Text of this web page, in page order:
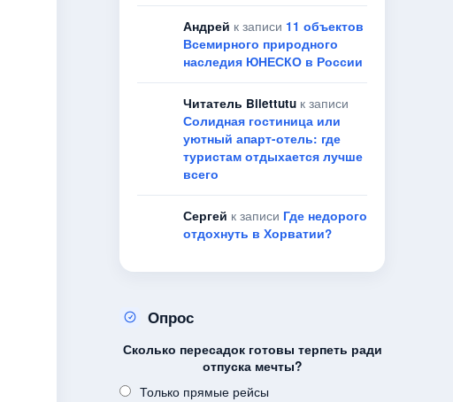
Андрей к записи 11 объектов
Всемирного природного
наследия ЮНЕСКО в России
Читатель Bilettutu к записи
Солидная гостиница или
уютный апарт-отель: где
туристам отдыхается лучше
всего
Сергей к записи Где недорого
отдохнуть в Хорватии?
Опрос
Сколько пересадок готовы терпеть ради
отпуска мечты?
Только прямые рейсы